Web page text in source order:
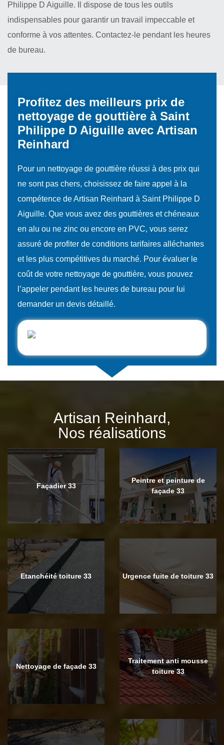
Philippe D Aiguille. Il dispose de tous les outils
indispensables pour garantir un travail impeccable et
conforme à vos attentes. Contactez-le pendant les heures
de bureau.
Profitez des meilleurs prix de
nettoyage de gouttière à Saint
Philippe D Aiguille avec Artisan
Reinhard
Pour un nettoyage de gouttière réussi à des prix qui
ne sont pas chers, choisissez de faire appel à la
compétence de Artisan Reinhard à Saint Philippe D
Aiguille. Que vous avez des gouttières et chéneaux
en alu ou ne zinc ou encore en PVC, vous serez
assuré de profiter de conditions tarifaires alléchantes
et les plus compétitives du marché. Pour évaluer le
coût de votre nettoyage de gouttière, vous pouvez
l’appeler pendant les heures de bureau pour lui
demander un devis détaillé.
Artisan Reinhard,
Nos réalisations
Façadier 33
Peintre et peinture de
façade 33
Etanchéité toiture 33 Urgence fuite de toiture 33
Nettoyage de façade 33
Traitement anti mousse
toiture 33